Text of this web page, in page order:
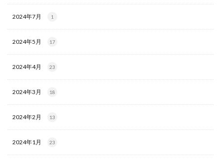
2024年7月 1
2024年5月 17
2024年4月 23
2024年3月 18
2024年2月 13
2024年1月 23